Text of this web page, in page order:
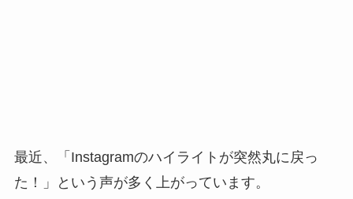
最近、「Instagramのハイライトが突然丸に戻っ
た！」という声が多く上がっています。